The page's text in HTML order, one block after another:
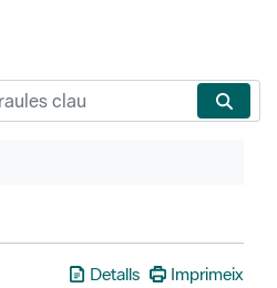
Detalls Imprimeix